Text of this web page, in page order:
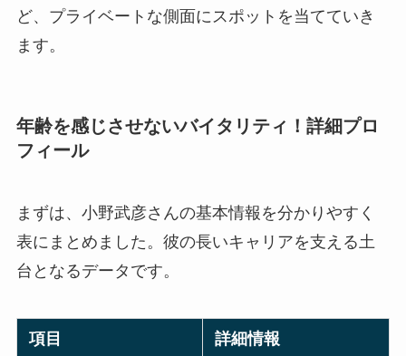
ど、プライベートな側面にスポットを当てていき
ます。
年齢を感じさせないバイタリティ！詳細プロ
フィール
まずは、小野武彦さんの基本情報を分かりやすく
表にまとめました。彼の長いキャリアを支える土
台となるデータです。
項目 詳細情報